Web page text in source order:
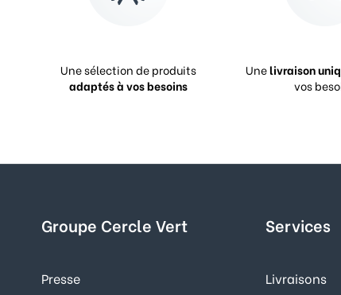
Une sélection de produits
adaptés à vos besoins
Unelivraison
vos
Groupe Cercle Vert
Presse
Services
Livraisons